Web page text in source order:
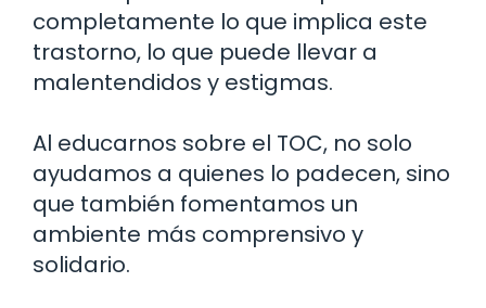
completamente lo que implica este
trastorno, lo que puede llevar a
malentendidos y estigmas.
Al educarnos sobre el TOC, no solo
ayudamos a quienes lo padecen, sino
que también fomentamos un
ambiente más comprensivo y
solidario.